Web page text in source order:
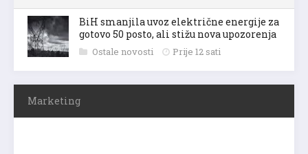
BiH smanjila uvoz električne energije za
gotovo 50 posto, ali stižu nova upozorenja
Ostale novosti Prije 12 sati
Marketing